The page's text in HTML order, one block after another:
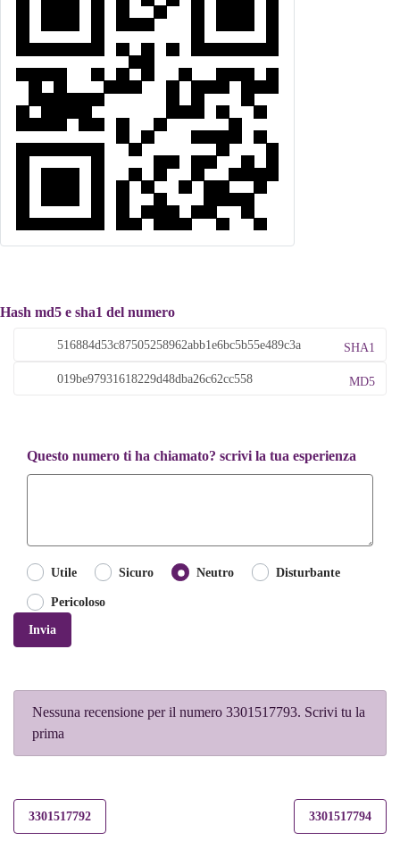
Hash md5 e sha1 del numero
SHA1
MD5
Questo numero ti ha chiamato? scrivi la tua esperienza
Utile Sicuro Neutro Disturbante
Pericoloso
Invia
Nessuna recensione per il numero 3301517793. Scrivi tu la
prima
3301517792 3301517794